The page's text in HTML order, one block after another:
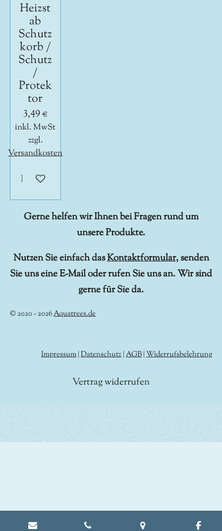
Heizst
ab
Schutz
korb /
Schutz
/
Protek
tor
3,49 €
inkl. MwSt
zzgl.
Versandkosten
In den Warenkorb
Gerne helfen wir Ihnen bei Fragen rund um
unsere Produkte.
Nutzen Sie einfach dasKontaktformular, senden
Sie uns eine E-Mail oder rufen Sie uns an. Wir sind
gerne für Sie da.
© 2020 - 2026Aquatrees.de
Impressum Datenschutz AGB Widerrufsbelehrung
Vertrag widerrufen